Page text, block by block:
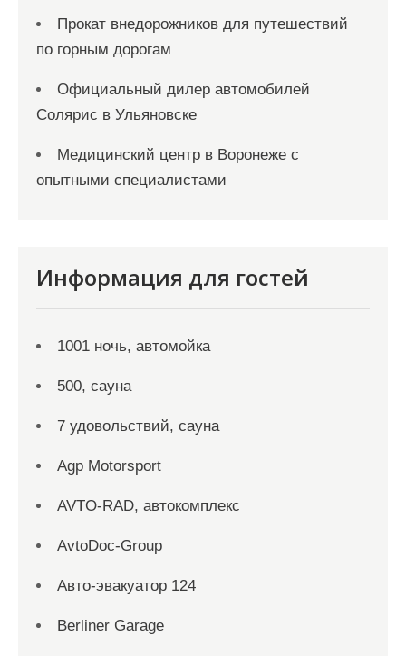
Прокат внедорожников для путешествий
по горным дорогам
Официальный дилер автомобилей
Солярис в Ульяновске
Медицинский центр в Воронеже с
опытными специалистами
Информация для гостей
1001 ночь, автомойка
500, сауна
7 удовольствий, сауна
Agp Motorsport
AVTO-RAD, автокомплекс
AvtoDoc-Group
Aвто-эвакуатор 124
Berliner Garage